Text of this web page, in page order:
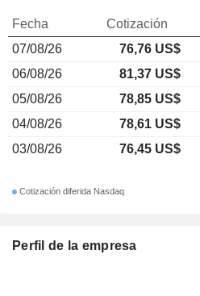
Perfil de la empresa
Fecha Cotización
07/08/26
76,76 US$
06/08/26
81,37 US$
05/08/26
78,85 US$
04/08/26
78,61 US$
03/08/26
76,45 US$
Cotización diferida Nasdaq